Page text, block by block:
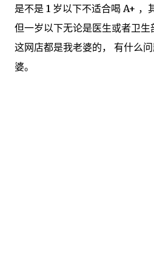
是不是 1 岁以下不适合喝 A+ ，
但一岁以下无论是医生或者卫生
这网店都是我老婆的， 有什么
婆。